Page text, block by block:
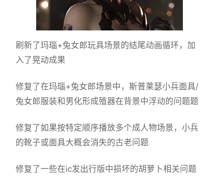
刷新了玛瑙+兔女郎玩具场景的结尾动画循环，加
入了晃动成果
修复了在玛瑙+兔女郎场景中，斯普莱瑟小兵面具/
兔女郎服装和男化形成殖器在背景中浮动的问题题
修复了如果按特定顺序播放多个成人物场景，小兵
的靴子或面具大概会消失的古老问题
修复了一些在ic发出行版中损坏的胡萝卜相关问题